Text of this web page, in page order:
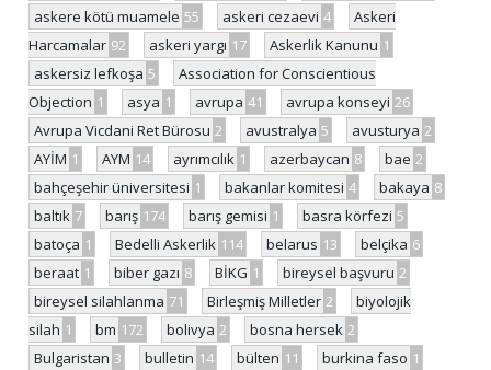
askere kötü muamele 55 askeri cezaevi 4
Askeri
Harcamalar 92 askeri yargı 17 Askerlik Kanunu 1
askersiz lefkoşa 5
Association for Conscientious
Objection 1 asya 1 avrupa 41 avrupa konseyi 26
Avrupa Vicdani Ret Bürosu 2 avustralya 5 avusturya 2
AYİM 1 AYM 14 ayrımcılık 1 azerbaycan 8 bae 2
bahçeşehir üniversitesi 1 bakanlar komitesi 4 bakaya 8
baltık 7 barış 174 barış gemisi 1 basra körfezi 5
batoça 1 Bedelli Askerlik 114 belarus 13 belçika 6
beraat 1 biber gazı 8 BİKG 1 bireysel başvuru 2
bireysel silahlanma 71 Birleşmiş Milletler 2
biyolojik
silah 1 bm 172 bolivya 2 bosna hersek 2
Bulgaristan 3 bulletin 14 bülten 11 burkina faso 1